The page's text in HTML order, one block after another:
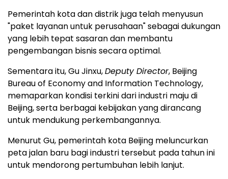
Pemerintah kota dan distrik juga telah menyusun
"paket layanan untuk perusahaan" sebagai dukungan
yang lebih tepat sasaran dan membantu
pengembangan bisnis secara optimal.
Sementara itu, Gu Jinxu,Deputy Director, Beijing
Bureau of Economy and Information Technology,
memaparkan kondisi terkini dari industri maju di
Beijing, serta berbagai kebijakan yang dirancang
untuk mendukung perkembangannya.
Menurut Gu, pemerintah kota Beijing meluncurkan
peta jalan baru bagi industri tersebut pada tahun ini
untuk mendorong pertumbuhan lebih lanjut.